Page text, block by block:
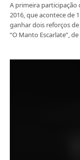
A primeira participação
2016, que acontece de
ganhar dois reforços
“O Manto Escarlate”,